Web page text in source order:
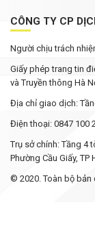
CÔNG TY CP
Người chịu trách
Giấy phép trang tin
và Truyền thông Hà
Địa chỉ giao dịch:
Điện thoại: 0847 100
Trụ sở chính: Tầng 4
Phường Cầu Giấy, TP
© 2020. Toàn bộ bản